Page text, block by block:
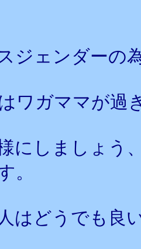
ジェンダーの
ワガママが過
にしましょう
。
はどうでも良